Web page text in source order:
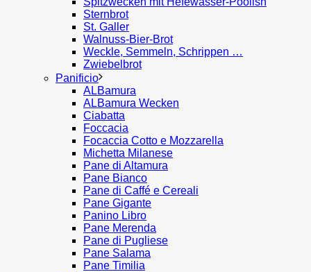
Sternbrot
St. Galler
Walnuss-Bier-Brot
Weckle, Semmeln, Schrippen …
Zwiebelbrot
Panificio
ALBamura
ALBamura Wecken
Ciabatta
Foccacia
Focaccia Cotto e Mozzarella
Michetta Milanese
Pane di Altamura
Pane Bianco
Pane di Caffé e Cereali
Pane Gigante
Panino Libro
Pane Merenda
Pane di Pugliese
Pane Salama
Pane Timilia